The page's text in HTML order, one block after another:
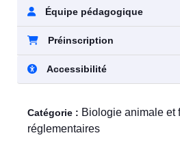
Équipe pédagogique
Préinscription
Accessibilité
Catégorie : Biologie animale et
réglementaires